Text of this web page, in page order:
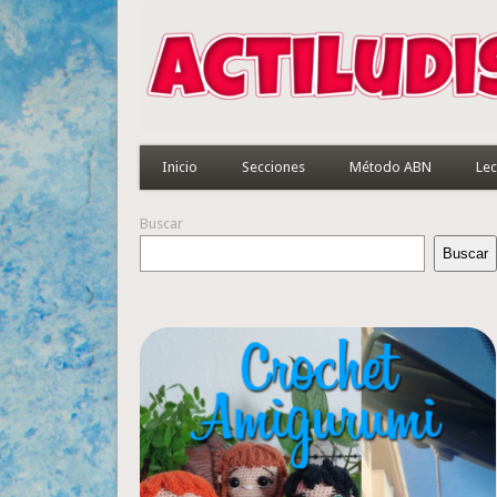
Inicio Secciones Método ABN
Buscar
Buscar